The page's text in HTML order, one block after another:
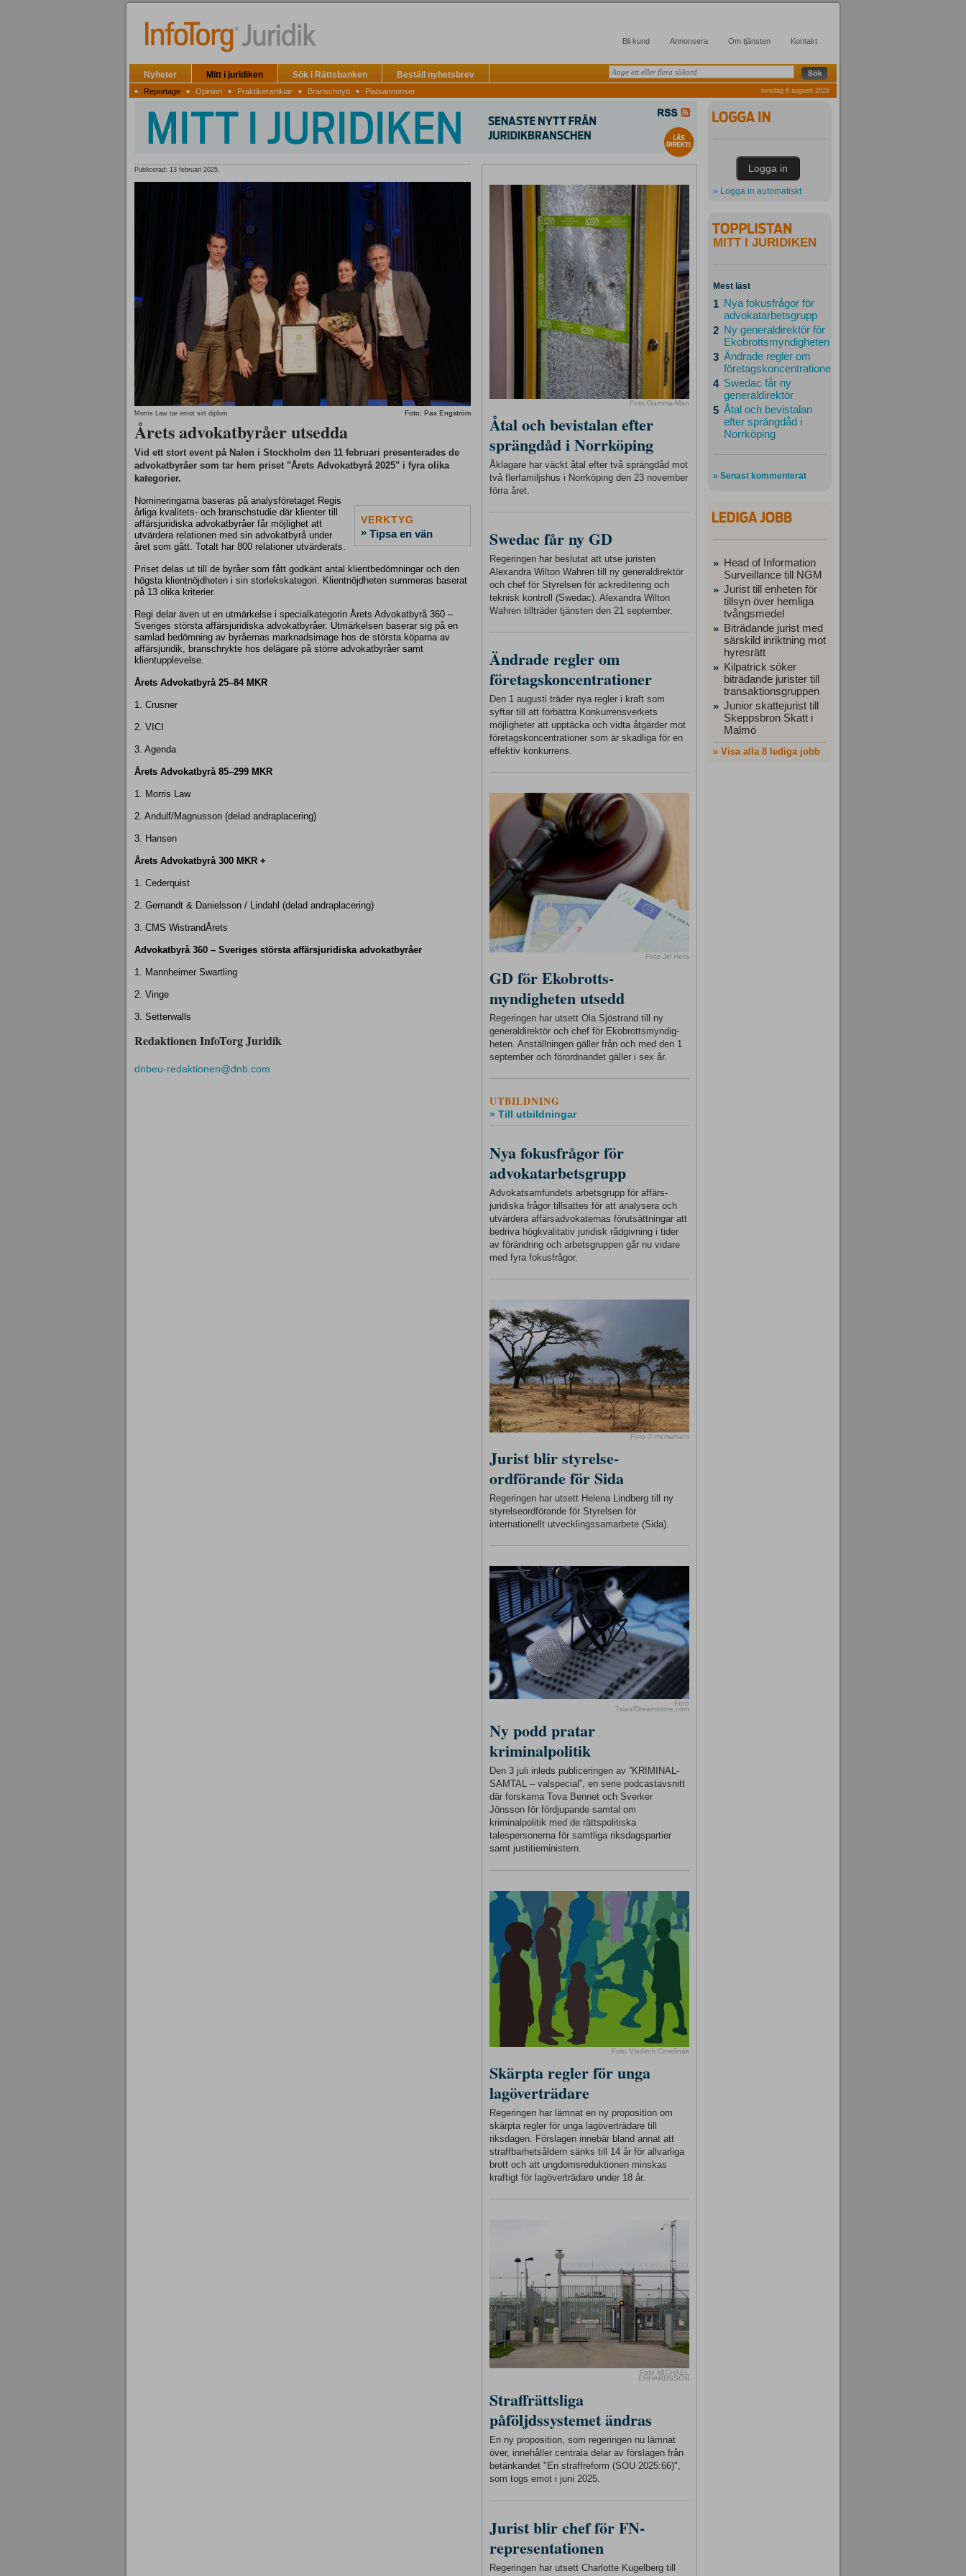
Bli kund Annonsera Om tjänsten Kontakt
Nyheter Mitt i juridiken Sök i Rättsbanken Beställ nyhetsbrev
▪ Reportage ▪ Opinion ▪ Praktikerartiklar ▪ Branschnytt ▪ Platsannonser torsdag 6 augusti 2026
Publicerad: 13 februari 2025,
Morris Law tar emot sitt diplom Foto: Pax Engström
Årets advokatbyråer utsedda
Vid ett stort event på Nalen i Stockholm den 11 februari presenterades de
advokatbyråer som tar hem priset "Årets Advokatbyrå 2025" i fyra olika
kategorier.
VERKTYG
» Tipsa en vän
Nomineringarna baseras på analysföretaget Regis
årliga kvalitets- och branschstudie där klienter till
affärsjuridiska advokatbyråer får möjlighet att
utvärdera relationen med sin advokatbyrå under
året som gått. Totalt har 800 relationer utvärderats.
Priset delas ut till de byråer som fått godkänt antal klientbedömningar och den
högsta klientnöjdheten i sin storlekskategori. Klientnöjdheten summeras baserat
på 13 olika kriterier.
Regi delar även ut en utmärkelse i specialkategorin Årets Advokatbyrå 360 –
Sveriges största affärsjuridiska advokatbyråer. Utmärkelsen baserar sig på en
samlad bedömning av byråernas marknadsimage hos de största köparna av
affärsjuridik, branschrykte hos delägare på större advokatbyråer samt
klientupplevelse.
Årets Advokatbyrå 25–84 MKR
1. Crusner
2. VICI
3. Agenda
Årets Advokatbyrå 85–299 MKR
1. Morris Law
2. Andulf/Magnusson (delad andraplacering)
3. Hansen
Årets Advokatbyrå 300 MKR +
1. Cederquist
2. Gernandt & Danielsson / Lindahl (delad andraplacering)
3. CMS WistrandÅrets
Advokatbyrå 360 – Sveriges största affärsjuridiska advokatbyråer
1. Mannheimer Swartling
2. Vinge
3. Setterwalls
Redaktionen InfoTorg Juridik
dnbeu-redaktionen@dnb.com
Foto Gamma-Man
Åtal och bevistalan efter
sprängdåd i Norrköping
Åklagare har väckt åtal efter två sprängdåd mot
två flerfamiljshus i Norrköping den 23 november
förra året.
Swedac får ny GD
Regeringen har beslutat att utse juristen
Alexandra Wilton Wahren till ny generaldirektör
och chef för Styrelsen för ackreditering och
teknisk kontroll (Swedac). Alexandra Wilton
Wahren tillträder tjänsten den 21 september.
Ändrade regler om
företagskoncentrationer
Den 1 augusti träder nya regler i kraft som
syftar till att förbättra Konkurrensverkets
möjligheter att upptäcka och vidta åtgärder mot
företagskoncentrationer som är skadliga för en
effektiv konkurrens.
Foto Jiri Hera
GD för Ekobrotts-
myndigheten utsedd
Regeringen har utsett Ola Sjöstrand till ny
generaldirektör och chef för Ekobrottsmyndig-
heten. Anställningen gäller från och med den 1
september och förordnandet gäller i sex år.
UTBILDNING
» Till utbildningar
Nya fokusfrågor för
advokatarbetsgrupp
Advokatsamfundets arbetsgrupp för affärs-
juridiska frågor tillsattes för att analysera och
utvärdera affärsadvokaternas förutsättningar att
bedriva högkvalitativ juridisk rådgivning i tider
av förändring och arbetsgruppen går nu vidare
med fyra fokusfrågor.
Foto © mcmahant
Jurist blir styrelse-
ordförande för Sida
Regeringen har utsett Helena Lindberg till ny
styrelseordförande för Styrelsen för
internationellt utvecklingssamarbete (Sida).
Foto
Tsian/Dreamstime.com
Ny podd pratar
kriminalpolitik
Den 3 juli inleds publiceringen av ”KRIMINAL-
SAMTAL – valspecial”, en serie podcastavsnitt
där forskarna Tova Bennet och Sverker
Jönsson för fördjupande samtal om
kriminalpolitik med de rättspolitiska
talespersonerna för samtliga riksdagspartier
samt justitieministern.
Foto Vladimír Cerešnák
Skärpta regler för unga
lagöverträdare
Regeringen har lämnat en ny proposition om
skärpta regler för unga lagöverträdare till
riksdagen. Förslagen innebär bland annat att
straffbarhetsåldern sänks till 14 år för allvarliga
brott och att ungdomsreduktionen minskas
kraftigt för lagöverträdare under 18 år.
Foto MICHAEL
ERHARDSSON
Straffrättsliga
påföljdssystemet ändras
En ny proposition, som regeringen nu lämnat
över, innehåller centrala delar av förslagen från
betänkandet "En straffreform (SOU 2025:66)",
som togs emot i juni 2025.
Jurist blir chef för FN-
representationen
Regeringen har utsett Charlotte Kugelberg till
» Logga in automatiskt
MITT I JURIDIKEN
Mest läst
1 Nya fokusfrågor för
advokatarbetsgrupp
2 Ny generaldirektör för
Ekobrottsmyndigheten
3 Ändrade regler om
företagskoncentrationer
4 Swedac får ny
generaldirektör
5 Åtal och bevistalan
efter sprängdåd i
Norrköping
» Senast kommenterat
» Head of Information
Surveillance till NGM
» Jurist till enheten för
tillsyn över hemliga
tvångsmedel
» Biträdande jurist med
särskild inriktning mot
hyresrätt
» Kilpatrick söker
biträdande jurister till
transaktionsgruppen
» Junior skattejurist till
Skeppsbron Skatt i
Malmö
» Visa alla 8 lediga jobb